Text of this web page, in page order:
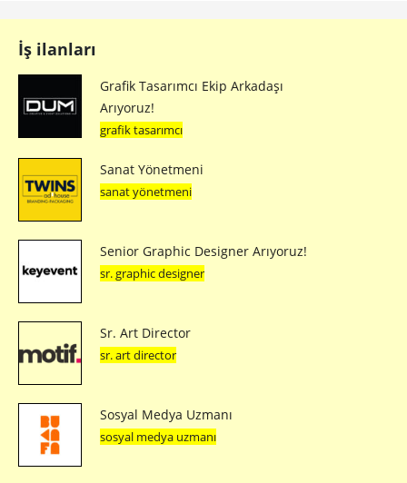
İş ilanları
Grafik Tasarımcı Ekip Arkadaşı
Arıyoruz!
grafik tasarımcı
Sanat Yönetmeni
sanat yönetmeni
Senior Graphic Designer Arıyoruz!
sr. graphic designer
Sr. Art Director
sr. art director
Sosyal Medya Uzmanı
sosyal medya uzmanı